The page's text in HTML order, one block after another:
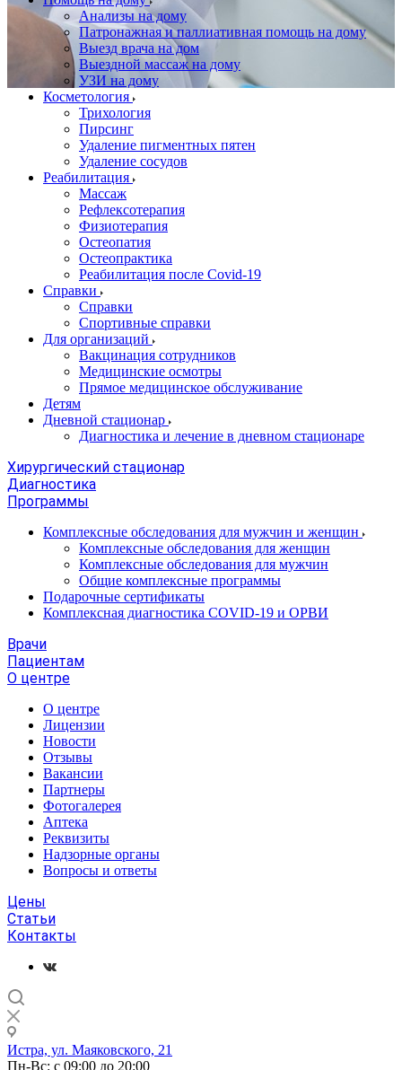
Анализы на дому
Патронажная и паллиативная помощь на дому
Выезд врача на дом
Выездной массаж на дому
УЗИ на дому
Косметология
Трихология
Пирсинг
Удаление пигментных пятен
Удаление сосудов
Реабилитация
Массаж
Рефлексотерапия
Физиотерапия
Остеопатия
Остеопрактика
Реабилитация после Covid-19
Справки
Справки
Спортивные справки
Для организаций
Вакцинация сотрудников
Медицинские осмотры
Прямое медицинское обслуживание
Детям
Дневной стационар
Диагностика и лечение в дневном стационаре
Хирургический стационар
Диагностика
Программы
Комплексные обследования для мужчин и женщин
Комплексные обследования для женщин
Комплексные обследования для мужчин
Общие комплексные программы
Подарочные сертификаты
Комплексная диагностика COVID-19 и ОРВИ
Врачи
Пациентам
О центре
О центре
Лицензии
Новости
Отзывы
Вакансии
Партнеры
Фотогалерея
Аптека
Реквизиты
Надзорные органы
Вопросы и ответы
Цены
Статьи
Контакты
Истра, ул. Маяковского, 21
Пн-Вс: с 09:00 до 20:00